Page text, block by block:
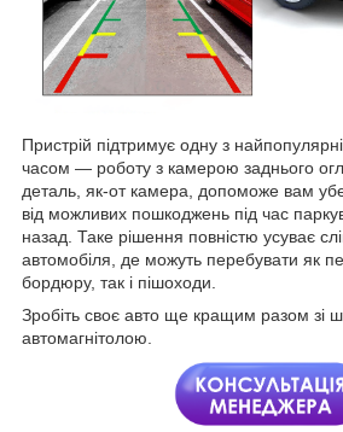
Пристрій підтримує одну з
часом — роботу з камерою заднього
деталь, як-от камера, допоможе вам
від можливих пошкоджень під час
назад. Таке рішення повністю усуває
автомобіля, де можуть перебувати як
бордюру, так і пішоходи.
Зробіть своє авто ще кращим разом зі
автомагнітолою.